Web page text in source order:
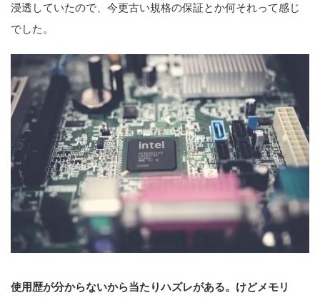
浸透していたので、今更古い規格の保証とか何それって感じ
でした。
使用歴が分からないから当たりハズレがある。けどメモリ